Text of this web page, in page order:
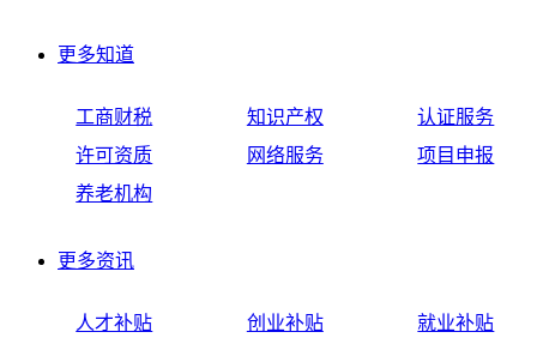
更多知道
工商财税 知识产权
认证服务
许可资质
网络服务
项目申报
养老机构
更多资讯
人才补贴 创业补贴
就业补贴